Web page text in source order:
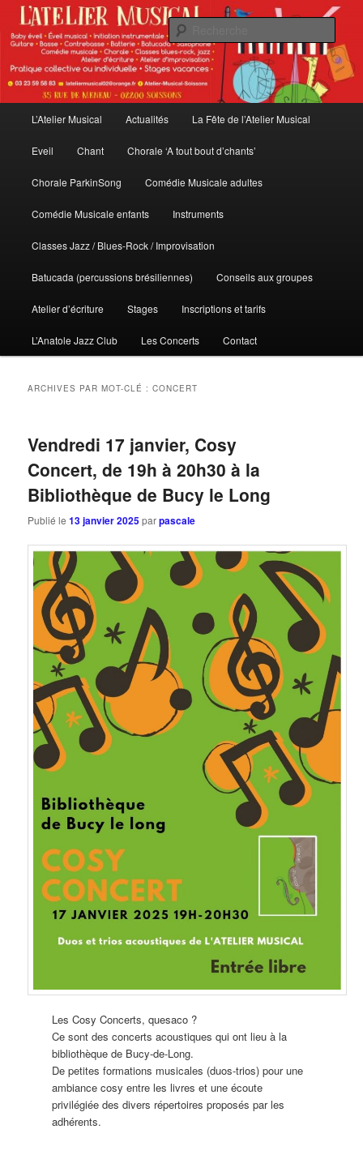
Aller
contenu
Aller
contenu
secondaire
L'Atelier Musical
L’Atelier Musical Actualités La Fête de l’Atelier Musical
Eveil Chant Chorale ‘A tout bout d’chants’
Chorale ParkinSong Comédie Musicale adultes
Comédie Musicale enfants Instruments
Classes Jazz / Blues-Rock / Improvisation
Batucada (percussions brésiliennes) Conseils aux groupes
Atelier d’écriture Stages Inscriptions et tarifs
L’Anatole Jazz Club Les Concerts Contact
ARCHIVES PAR MOT-CLÉ :CONCERT
Vendredi 17 janvier, Cosy
Concert, de 19h à 20h30 à la
Bibliothèque de Bucy le Long
Publié le13 janvier 2025parpascale
Les Cosy Concerts, quesaco ?
Ce sont des concerts acoustiques qui ont lieu à la
bibliothèque de Bucy-de-Long.
De petites formations musicales (duos-trios) pour une
ambiance cosy entre les livres et une écoute
privilégiée des divers répertoires proposés par les
adhérents.